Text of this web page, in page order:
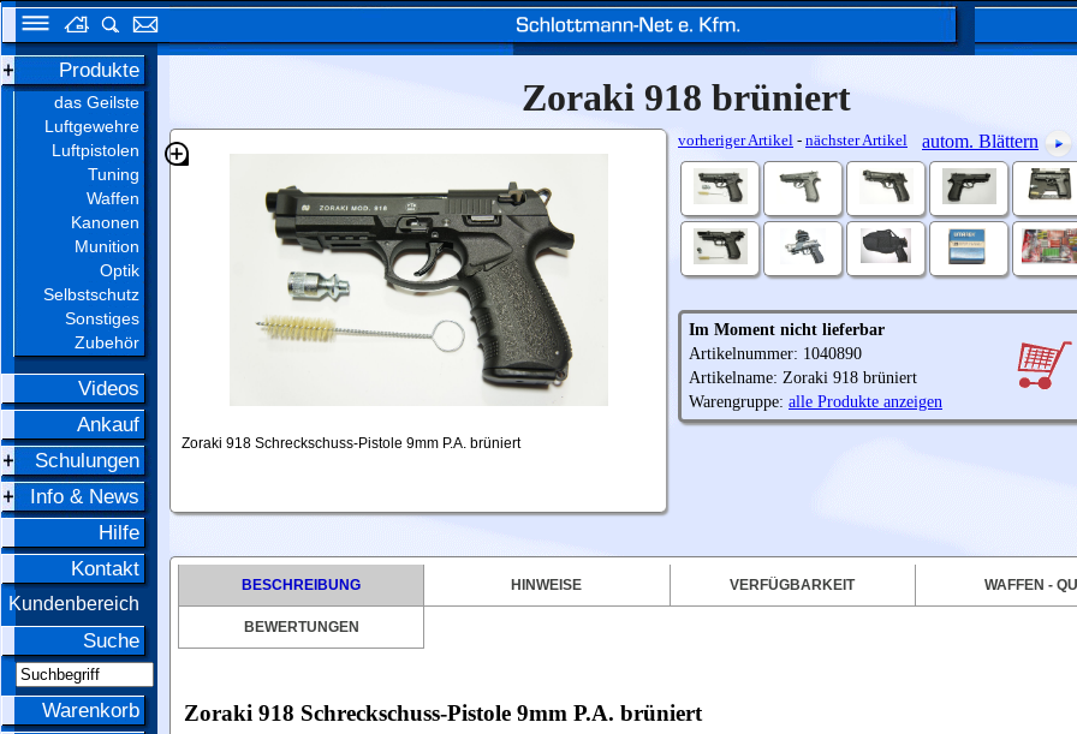
Produkte
das Geilste
Luftgewehre
Luftpistolen
Tuning
Waffen
Kanonen
Munition
Optik
Selbstschutz
Sonstiges
Zubehör
Videos
Ankauf
Schulungen
Info & News
Hilfe
Kontakt
Kundenbereich
Suche
Warenkorb
Zoraki 918 brüniert
Zoraki 918 Schreckschuss-Pistole 9mm P.A. brüniert
vorheriger Artikel - nächster Artikel autom. Blättern
Im Moment nicht lieferbar
Artikelnummer: 1040890
Artikelname: Zoraki 918 brüniert
Warengruppe: alle Produkte anzeigen
BESCHREIBUNG HINWEISE VERFÜGBARKEIT WAFFEN -
BEWERTUNGEN
Zoraki 918 Schreckschuss-Pistole 9mm P.A. brüniert